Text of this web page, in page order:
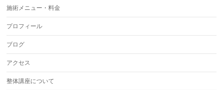
施術メニュー・料金
プロフィール
ブログ
アクセス
整体講座について